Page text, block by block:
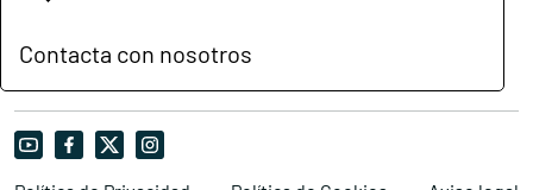
Contacta con nosotros